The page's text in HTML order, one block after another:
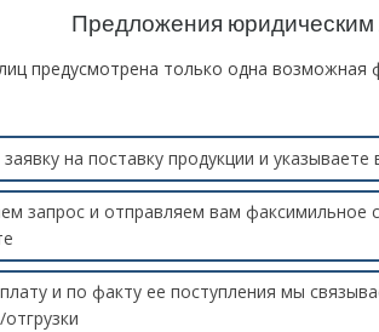
Предложения
предусмотрена только одна
на поставку продукции и
запрос и отправляем вам факсимильное
и по факту ее поступления мы